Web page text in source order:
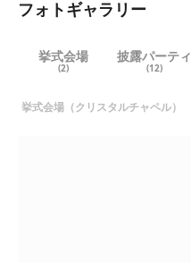
フォトギャラリー
挙式会場
(2)
披露パーティ
(12)
挙式会場（クリスタルチャペル）